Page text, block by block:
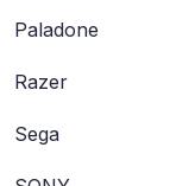
Paladone
Razer
Sega